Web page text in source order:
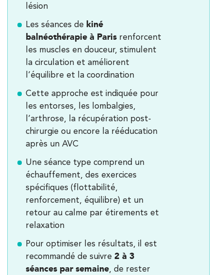
lésion
Les séances de kiné
balnéothérapie à Paris renforcent
les muscles en douceur, stimulent
la circulation et améliorent
l’équilibre et la coordination
Cette approche est indiquée pour
les entorses, les lombalgies,
l’arthrose, la récupération post-
chirurgie ou encore la rééducation
après un AVC
Une séance type comprend un
échauffement, des exercices
spécifiques (flottabilité,
renforcement, équilibre) et un
retour au calme par étirements et
relaxation
Pour optimiser les résultats, il est
recommandé de suivre 2 à 3
séances par semaine , de rester
Trouvez votre cabinet de
kinésithérapie IK
Besoin d’Imagerie Médicale à Antony ? IRM, scanner,
vous reçoit dans des délais courts sur le Centre Olympe
Santé, même bâtiment que votre kinésithérapeute !
Filtrer lescabinets avec balnéothérapie
IK Paris 16 – Trocadéro
Kinésithérapie